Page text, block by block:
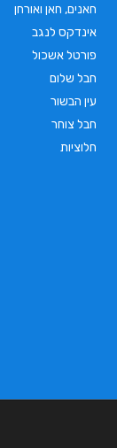
חאנים, חאן ואורחן
אינדקס לנגב
פורטל אשכול
חבל שלום
עין הבשור
חבל צוחר
חלוציות